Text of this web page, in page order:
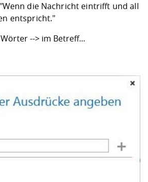
die Nachricht eintrifft und all
entspricht."
--> im Betreff...